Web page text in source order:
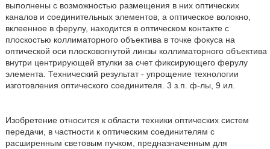
выполнены с возможностью размещения в них оптических
каналов и соединительных элементов, а оптическое волокно,
вклеенное в ферулу, находится в оптическом контакте с
плоскостью коллиматорного объектива в точке фокуса на
оптической оси плосковогнутой линзы коллиматорного объектива
внутри центрирующей втулки за счет фиксирующего ферулу
элемента. Технический результат - упрощение технологии
изготовления оптического соединителя. 3 з.п. ф-лы, 9 ил.
Изобретение относится к области техники оптических систем
передачи, в частности к оптическим соединителям с
расширенным световым пучком, предназначенным для